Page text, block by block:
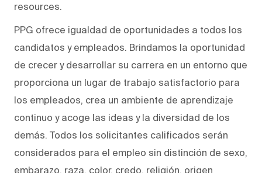
resources.
PPG ofrece igualdad de oportunidades a todos los
candidatos y empleados. Brindamos la oportunidad
de crecer y desarrollar su carrera en un entorno que
proporciona un lugar de trabajo satisfactorio para
los empleados, crea un ambiente de aprendizaje
continuo y acoge las ideas y la diversidad de los
demás. Todos los solicitantes calificados serán
considerados para el empleo sin distinción de sexo,
embarazo, raza, color, credo, religión, origen